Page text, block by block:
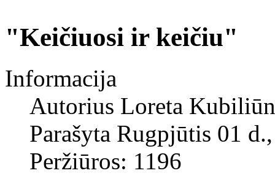
"Keičiuosi ir keičiu"
Informacija
Autorius Loreta
Parašyta Rugpjūtis 01
Peržiūros: 1196